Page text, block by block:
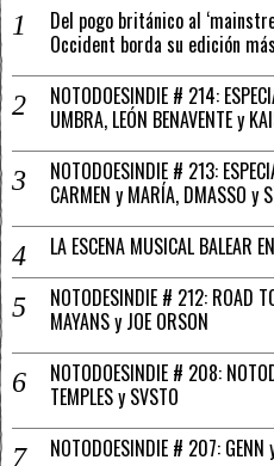
Del pogo británico al
Occident borda su edición
NOTODOESINDIE # 214:
UMBRA, LEÓN BENAVENTE y
NOTODOESINDIE # 213:
CARMEN y MARÍA, DMASSO y
LA ESCENA MUSICAL BALEAR
NOTODESINDIE # 212: ROAD
MAYANS y JOE ORSON
NOTODOESINDIE # 208:
TEMPLES y SVSTO
NOTODOESINDIE # 207: GENN